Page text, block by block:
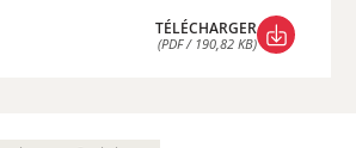
TÉLÉCHARGER
(PDF / 190,82 KB)